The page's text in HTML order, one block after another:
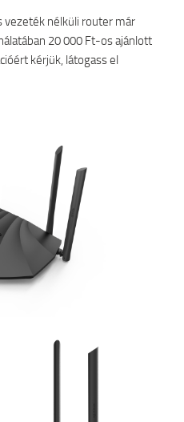
vezeték nélküli router már
20 000 Ft-os ajánlott
kérjük, látogass el